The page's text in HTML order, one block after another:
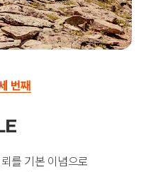
번째
를 기본 이념으로